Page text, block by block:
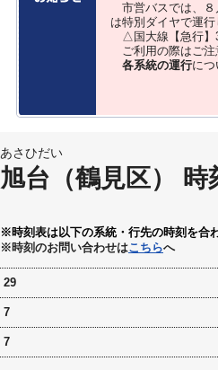
市営バスでは、８
は特別ダイヤで運⾏
△国大線【急行】
ご利用の際はご注
各系統の運行につ
あさひだい
旭台（鶴見区） 時
※時刻表は以下の系統・行先の時刻を合
※時刻のお問い合わせはこちらへ
29
7
7